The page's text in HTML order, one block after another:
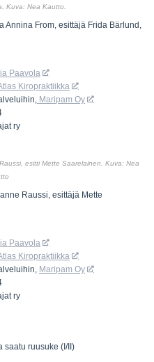
Kuva: Nea Kautto.
Annina From, esittäjä Frida Bärlund,
Paavola
Kiropraktiikka
Maripam Oy
ry
esitti Mette Saarelainen. Kuva: Nea
Raussi, esittäjä Mette
Paavola
Kiropraktiikka
Maripam Oy
ry
saatu ruusuke (I/II)